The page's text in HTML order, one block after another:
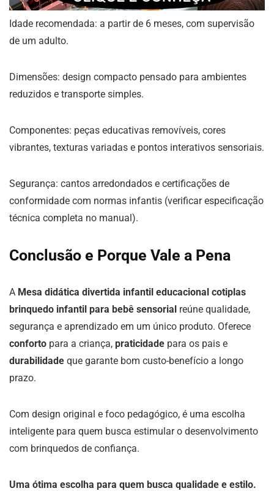
Idade recomendada: a partir de 6 meses, com supervisão
de um adulto.
Dimensões: design compacto pensado para ambientes
reduzidos e transporte simples.
Componentes: peças educativas removíveis, cores
vibrantes, texturas variadas e pontos interativos sensoriais.
Segurança: cantos arredondados e certificações de
conformidade com normas infantis (verificar especificação
técnica completa no manual).
Conclusão e Porque Vale a Pena
A Mesa didática divertida infantil educacional cotiplas
brinquedo infantil para bebê sensorial reúne qualidade,
segurança e aprendizado em um único produto. Oferece
conforto para a criança, praticidade para os pais e
durabilidade que garante bom custo-benefício a longo
prazo.
Com design original e foco pedagógico, é uma escolha
inteligente para quem busca estimular o desenvolvimento
com brinquedos de confiança.
Uma ótima escolha para quem busca qualidade e estilo.